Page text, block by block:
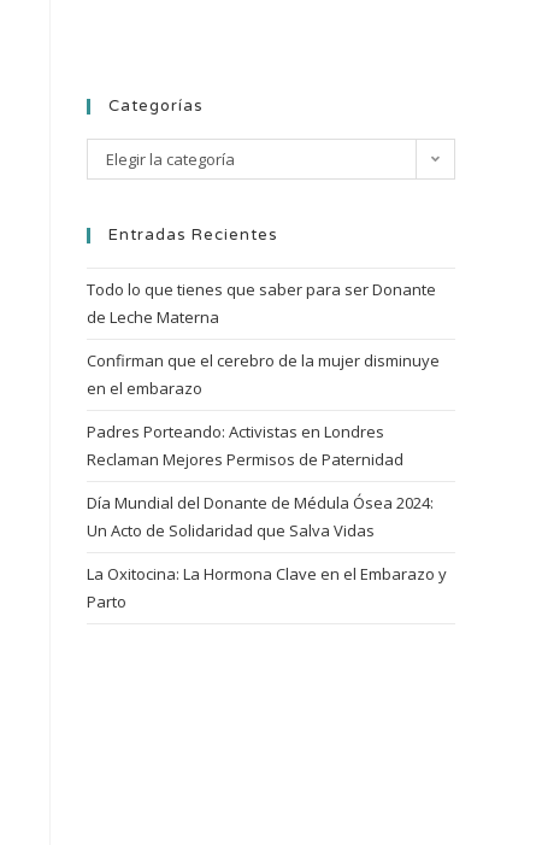
Categorías
Elegir la categoría
Entradas Recientes
Todo lo que tienes que saber para ser Donante
de Leche Materna
Confirman que el cerebro de la mujer disminuye
en el embarazo
Padres Porteando: Activistas en Londres
Reclaman Mejores Permisos de Paternidad
Día Mundial del Donante de Médula Ósea 2024:
Un Acto de Solidaridad que Salva Vidas
La Oxitocina: La Hormona Clave en el Embarazo y
Parto